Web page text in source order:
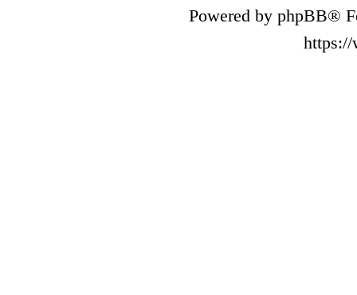
Powered by phpBB®
https://